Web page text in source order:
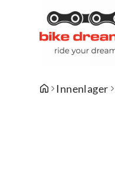
Innenlager